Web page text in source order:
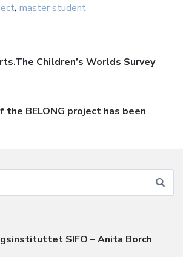
, master student
Children’s Worlds Survey
BELONG project has been
SIFO – Anita Borch